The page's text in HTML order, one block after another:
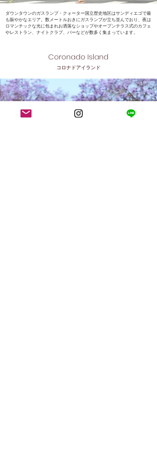
ダウンタウンのガスランプ・クォーター国立歴史地区はサンディエゴで最
も賑やかなエリア。数メートルおきにガスランプが立ち並んでおり、夜は
ロマンチックな光に包まれお洒落なショップやオープンテラス式のカフェ
やレストラン、ナイトクラブ、バーなどが数多く集まっています。
Coronado Island
​コロナドアイランド